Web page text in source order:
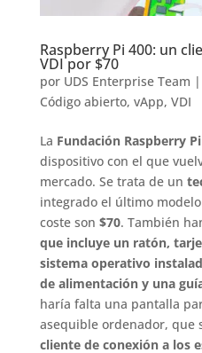
Raspberry Pi 400: un
VDI por $70
por UDS Enterprise Team |
Código abierto, vApp, VDI
La Fundación Raspberry Pi
dispositivo con el que
mercado. Se trata de un
integrado el último
coste son $70. También
que incluye un ratón,
sistema operativo
de alimentación y una
haría falta una pantalla
asequible ordenador, que
cliente de conexión a los